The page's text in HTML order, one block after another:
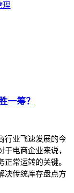
理
一筹？
行业飞速发展的今
电商企业来说，
常运转的关键。
决传统库存盘点方